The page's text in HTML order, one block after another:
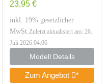
23,95 €
inkl. 19% gesetzlicher
MwSt.Zuletzt aktualisiert am: 26.
Juli 2026 04:06
Modell Details
Zum Angebot *